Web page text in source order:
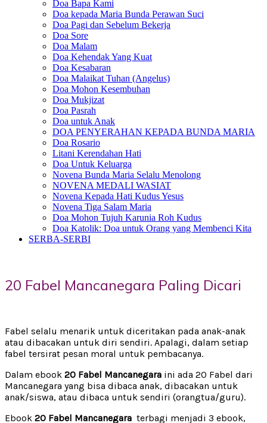
Doa Bapa Kami
Doa kepada Maria Bunda Perawan Suci
Doa Pagi dan Sebelum Bekerja
Doa Sore
Doa Malam
Doa Kehendak Yang Kuat
Doa Kesabaran
Doa Malaikat Tuhan (Angelus)
Doa Mohon Kesembuhan
Doa Mukjizat
Doa Pasrah
Doa untuk Anak
DOA PENYERAHAN KEPADA BUNDA MARIA
Doa Rosario
Litani Kerendahan Hati
Doa Untuk Keluarga
Novena Bunda Maria Selalu Menolong
NOVENA MEDALI WASIAT
Novena Kepada Hati Kudus Yesus
Novena Tiga Salam Maria
Doa Mohon Tujuh Karunia Roh Kudus
Doa Katolik: Doa untuk Orang yang Membenci Kita
SERBA-SERBI
20 Fabel Mancanegara Paling Dicari
Fabel selalu menarik untuk diceritakan pada anak-anak
atau dibacakan untuk diri sendiri. Apalagi, dalam setiap
fabel tersirat pesan moral untuk pembacanya.
Dalam ebook 20 Fabel Mancanegara ini ada 20 Fabel dari
Mancanegara yang bisa dibaca anak, dibacakan untuk
anak/siswa, atau dibaca untuk sendiri (orangtua/guru).
Ebook 20 Fabel Mancanegara terbagi menjadi 3 ebook,